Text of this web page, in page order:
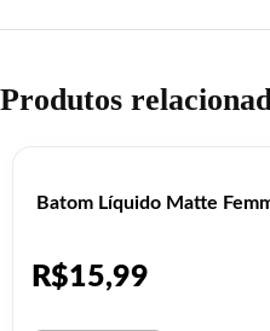
Produtos
Batom Líquido Matte
R$15,99